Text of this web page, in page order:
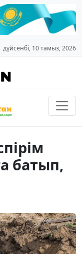
дүйсенбі, 10 тамыз, 2026
батып,